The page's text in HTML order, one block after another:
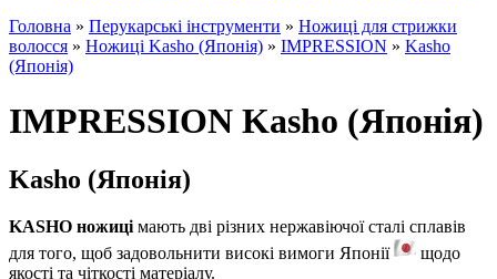
Головна » Перукарські інструменти » Ножиці для стрижки
волосся » Ножиці Kasho (Японія) » IMPRESSION » Kasho
(Японія)
IMPRESSION Kasho (Японія)
Kasho (Японія)
KASHO ножиці мають дві різних нержавіючої сталі сплавів
для того, щоб задовольнити високі вимоги Японії
щодо
якості та чіткості матеріалу.